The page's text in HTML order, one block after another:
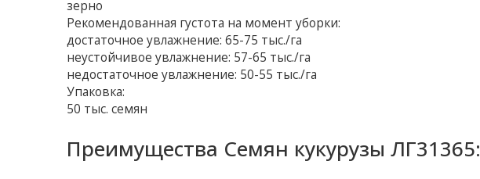
зерно
Рекомендованная густота на момент уборки:
достаточное увлажнение: 65-75 тыс./га
неустойчивое увлажнение: 57-65 тыс./га
недостаточное увлажнение: 50-55 тыс./га
Упаковка:
50 тыс. семян
Преимущества Семян кукурузы ЛГ31365: